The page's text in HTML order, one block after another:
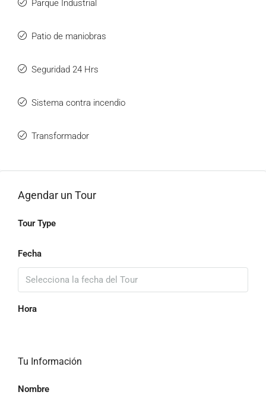
Parque Industrial
Patio de maniobras
Seguridad 24 Hrs
Sistema contra incendio
Transformador
Agendar un Tour
Tour Type
Fecha
Hora
Tu Información
Nombre